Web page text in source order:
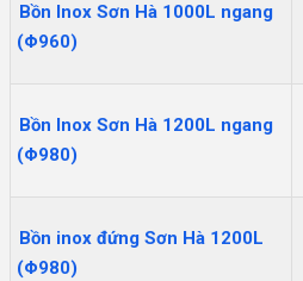
Bồn Inox Sơn Hà 1000L ngang
(Φ960)
Bồn Inox Sơn Hà 1200L ngang
(Φ980)
Bồn inox đứng Sơn Hà 1200L
(Φ980)